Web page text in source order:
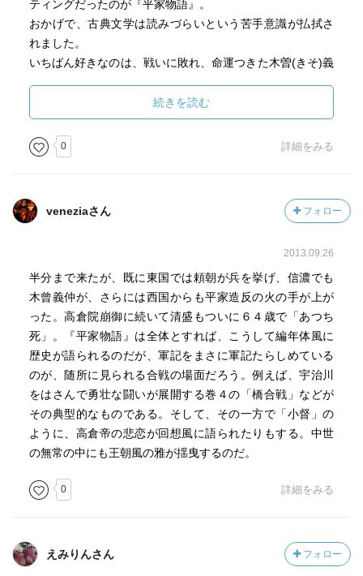
ティングだったのが『平家物語』。
おかげで、古典文学は読みづらいという苦手意識が払拭さ
れました。
いちばん好きなのは、戦いに敗れ、命運つきた木曽(きそ)義
「日来(ひごろ)は何とも覚えぬ鎧(よろい)が、今日は重うな
つたるぞや」
涙なしには読めません。
続きを読む
0 詳細をみる
veneziaさん フォロー
2013.09.26
半分まで来たが、既に東国では頼朝が兵を挙げ、信濃でも
木曾義仲が、さらには西国からも平家造反の火の手が上が
った。高倉院崩御に続いて清盛もついに６４歳で「あつち
死」。『平家物語』は全体とすれば、こうして編年体風に
歴史が語られるのだが、軍記をまさに軍記たらしめている
のが、随所に見られる合戦の場面だろう。例えば、宇治川
をはさんで勇壮な闘いが展開する巻４の「橋合戦」などが
その典型的なものである。そして、その一方で「小督」の
ように、高倉帝の悲恋が回想風に語られたりもする。中世
の無常の中にも王朝風の雅が揺曳するのだ。
0 詳細をみる
えみりんさん フォロー